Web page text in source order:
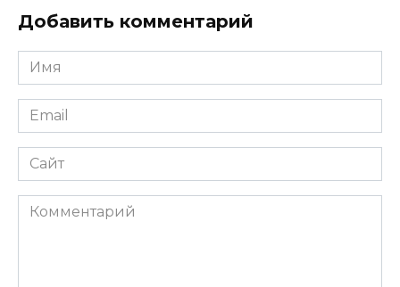
Добавить комментарий
Имя
*
Email
*
Сайт
Комментарий